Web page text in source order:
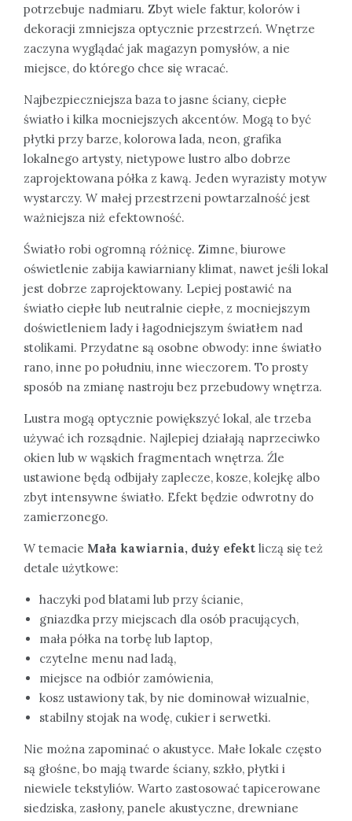
potrzebuje nadmiaru. Zbyt wiele faktur, kolorów i
dekoracji zmniejsza optycznie przestrzeń. Wnętrze
zaczyna wyglądać jak magazyn pomysłów, a nie
miejsce, do którego chce się wracać.
Najbezpieczniejsza baza to jasne ściany, ciepłe
światło i kilka mocniejszych akcentów. Mogą to być
płytki przy barze, kolorowa lada, neon, grafika
lokalnego artysty, nietypowe lustro albo dobrze
zaprojektowana półka z kawą. Jeden wyrazisty motyw
wystarczy. W małej przestrzeni powtarzalność jest
ważniejsza niż efektowność.
Światło robi ogromną różnicę. Zimne, biurowe
oświetlenie zabija kawiarniany klimat, nawet jeśli lokal
jest dobrze zaprojektowany. Lepiej postawić na
światło ciepłe lub neutralnie ciepłe, z mocniejszym
doświetleniem lady i łagodniejszym światłem nad
stolikami. Przydatne są osobne obwody: inne światło
rano, inne po południu, inne wieczorem. To prosty
sposób na zmianę nastroju bez przebudowy wnętrza.
Lustra mogą optycznie powiększyć lokal, ale trzeba
używać ich rozsądnie. Najlepiej działają naprzeciwko
okien lub w wąskich fragmentach wnętrza. Źle
ustawione będą odbijały zaplecze, kosze, kolejkę albo
zbyt intensywne światło. Efekt będzie odwrotny do
zamierzonego.
W temacie Mała kawiarnia, duży efekt liczą się też
detale użytkowe:
haczyki pod blatami lub przy ścianie,
gniazdka przy miejscach dla osób pracujących,
mała półka na torbę lub laptop,
czytelne menu nad ladą,
miejsce na odbiór zamówienia,
kosz ustawiony tak, by nie dominował wizualnie,
stabilny stojak na wodę, cukier i serwetki.
Nie można zapominać o akustyce. Małe lokale często
są głośne, bo mają twarde ściany, szkło, płytki i
niewiele tekstyliów. Warto zastosować tapicerowane
siedziska, zasłony, panele akustyczne, drewniane